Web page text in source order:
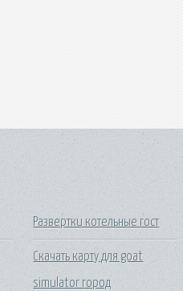
Развертки котельные гост
Скачать карту для goat
simulator город